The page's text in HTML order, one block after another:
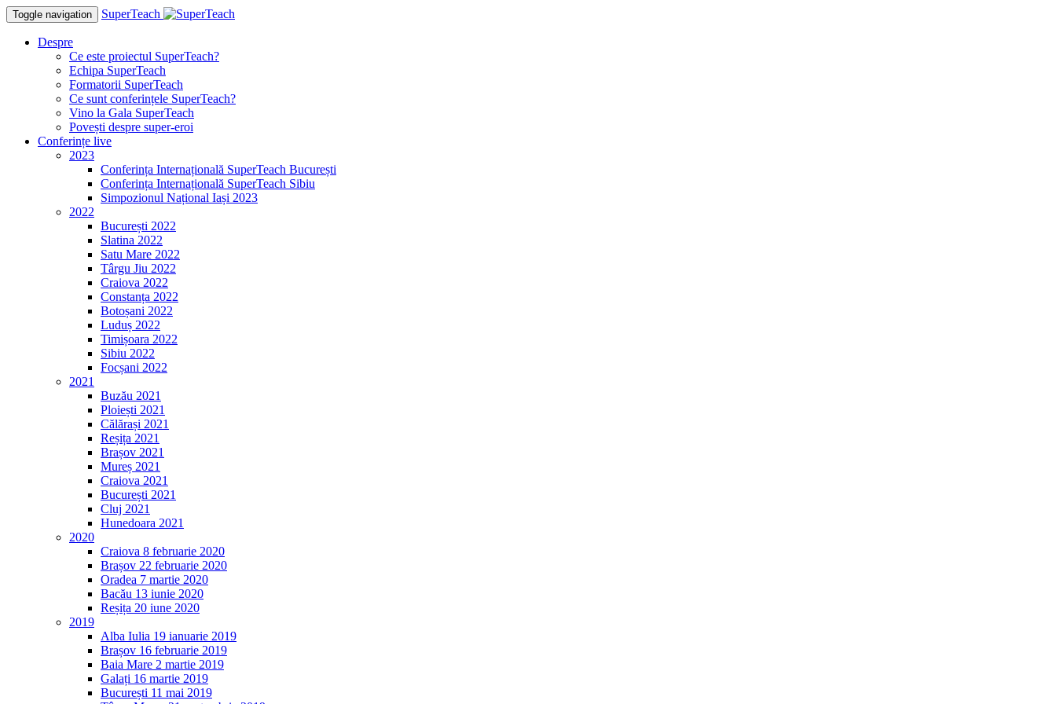
Toggle navigation SuperTeach
Despre
Ce este proiectul SuperTeach?
Echipa SuperTeach
Formatorii SuperTeach
Ce sunt conferințele SuperTeach?
Vino la Gala SuperTeach
Povești despre super-eroi
Conferințe live
2023
Conferința Internațională SuperTeach București
Conferința Internațională SuperTeach Sibiu
Simpozionul Național Iași 2023
2022
București 2022
Slatina 2022
Satu Mare 2022
Târgu Jiu 2022
Craiova 2022
Constanța 2022
Botoșani 2022
Luduș 2022
Timișoara 2022
Sibiu 2022
Focșani 2022
2021
Buzău 2021
Ploiești 2021
Călărași 2021
Reșița 2021
Brașov 2021
Mureș 2021
Craiova 2021
București 2021
Cluj 2021
Hunedoara 2021
2020
Craiova 8 februarie 2020
Brașov 22 februarie 2020
Oradea 7 martie 2020
Bacău 13 iunie 2020
Reșița 20 iune 2020
2019
Alba Iulia 19 ianuarie 2019
Brașov 16 februarie 2019
Baia Mare 2 martie 2019
Galați 16 martie 2019
București 11 mai 2019